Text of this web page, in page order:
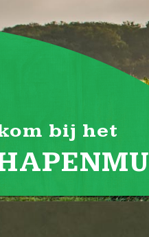
bij het